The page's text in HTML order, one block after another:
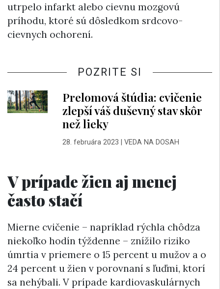
utrpelo infarkt alebo cievnu mozgovú
príhodu, ktoré sú dôsledkom srdcovo-
cievnych ochorení.
POZRITE SI
Prelomová štúdia: cvičenie
zlepší váš duševný stav skôr
než lieky
28. februára 2023 VEDA NA DOSAH
V prípade žien aj menej
často stačí
Mierne cvičenie – napríklad rýchla chôdza
niekoľko hodín týždenne – znížilo riziko
úmrtia v priemere o 15 percent u mužov a o
24 percent u žien v porovnaní s ľuďmi, ktorí
sa nehýbali. V prípade kardiovaskulárnych